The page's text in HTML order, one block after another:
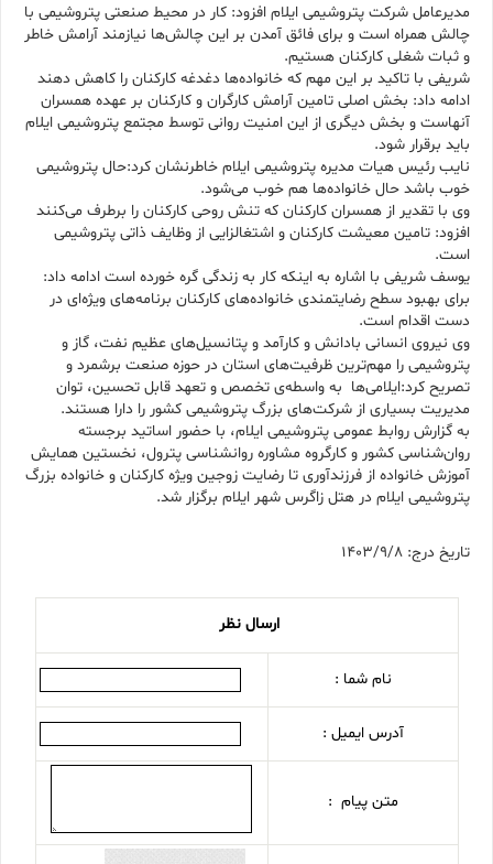
مدیرعامل شرکت پتروشیمی ایلام افزود: کار در محیط صنعتی پتروشیمی با
چالش همراه است و برای فائق آمدن بر این چالش‌ها نیازمند آرامش خاطر
و ثبات شغلی کارکنان هستیم.
شریفی با تاکید بر این مهم که خانواده‌ها دغدغه کارکنان را کاهش دهند
ادامه داد: بخش اصلی تامین آرامش کارگران و کارکنان بر‌ عهده همسران
آنهاست و بخش دیگری از این امنیت روانی توسط مجتمع پتروشیمی ایلام
باید برقرار شود.
نایب رئیس هیات مدیره پتروشیمی ایلام خاطرنشان کرد:حال پتروشیمی
خوب باشد حال خانواده‌ها هم خوب می‌شود.
وی با تقدیر از همسران کارکنان که تنش روحی کارکنان را برطرف می‌کنند
افزود: تامین معیشت کارکنان و اشتغالزایی از وظایف ذاتی پتروشیمی
است.
یوسف شریفی با اشاره به اینکه کار به زندگی گره خورده است‌ ادامه داد:
برای بهبود سطح رضایتمندی خانواده‌های کارکنان برنامه‌های ویژه‌ای در
دست اقدام است.
وی نیروی انسانی بادانش و کارآمد ‌و پتانسیل‌های عظیم نفت، گاز و
پتروشیمی را مهم‌ترین ظرفیت‌های استان در حوزه صنعت برشمرد و
تصریح کرد:ایلامی‌ها به واسطه‌ی تخصص و تعهد قابل تحسین، توان
مدیریت بسیاری از شرکت‌های بزرگ پتروشیمی کشور را دارا هستند.
به گزارش روابط عمومی پتروشیمی ایلام، با حضور اساتید برجسته
روان‌شناسی کشور و کارگروه مشاوره روانشناسی پترول، نخستین همایش
آموزش خانواده از فرزندآوری تا رضایت زوجین ویژه کارکنان و خانواده بزرگ
پتروشیمی ایلام در هتل زاگرس شهر ایلام برگزار شد.
تاریخ درج: 1403/9/8
ارسال نظر
نام شما :
آدرس ایمیل :
متن پیام :